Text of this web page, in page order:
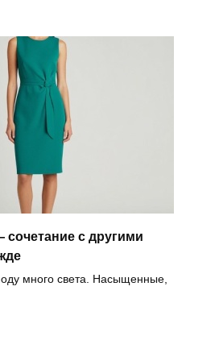
с другими
много света. Насыщенные,